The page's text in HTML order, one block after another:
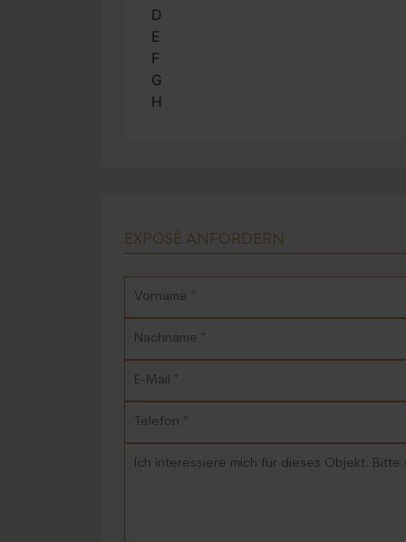
OBJEKTDATEN:
REFERENZ:4055
Portocolom
Anzahl Schlafzimmer